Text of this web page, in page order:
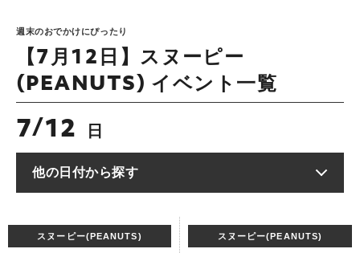
週末のおでかけにぴったり
【7月12日】スヌーピー
(PEANUTS) イベント一覧
7/12 日
他の日付から探す
スヌーピー(PEANUTS) スヌーピー(PEANUTS)